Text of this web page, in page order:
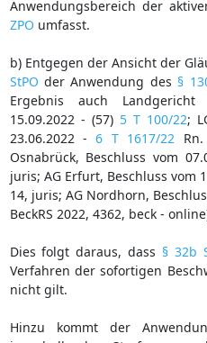
Anwendungsbereich der
ZPO umfasst.
b) Entgegen der Ansicht der
StPO der Anwendung des §
Ergebnis auch
15.09.2022 - (57) 5 T 100/22;
23.06.2022 -6 T 1617/22
Osnabrück, Beschluss vom
juris; AG Erfurt, Beschluss vom
14, juris; AG Nordhorn,
BeckRS 2022, 4362, beck -
Dies folgt daraus, dass § 32b
Verfahren der sofortigen
nicht gilt.
Hinzu kommt der